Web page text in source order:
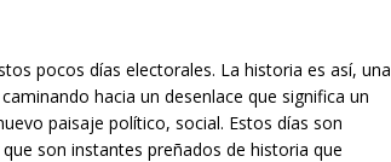
pocos días electorales. La historia es así, una
hacia un desenlace que significa un
paisaje político, social. Estos días son
son instantes preñados de historia que